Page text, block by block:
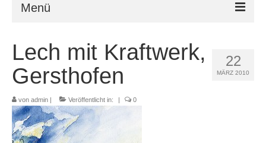
Menü
Galerien …
Firmenkalender …
22
MÄRZ 2010
Lech mit Kraftwerk,
Gersthofen
von admin | Veröffentlicht in: | 0